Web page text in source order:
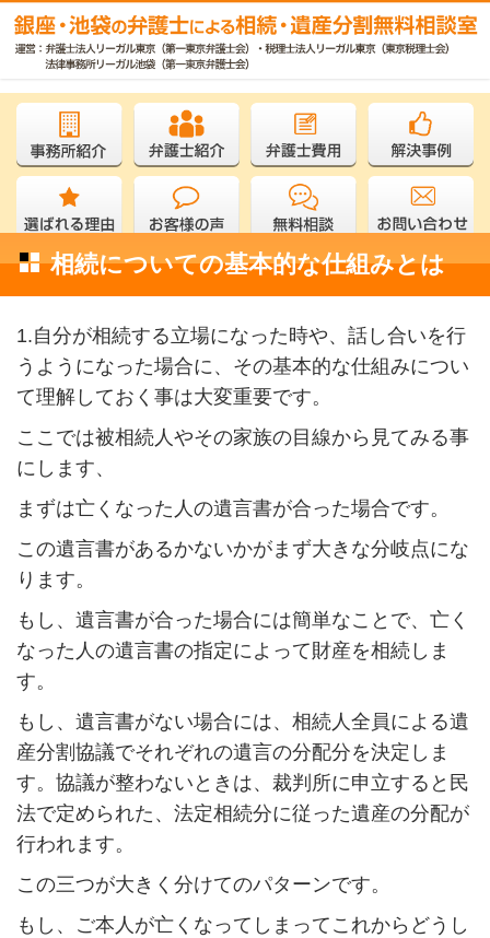
相続についての基本的な仕組みとは
1.自分が相続する立場になった時や、話し合いを行
うようになった場合に、その基本的な仕組みについ
て理解しておく事は大変重要です。
ここでは被相続人やその家族の目線から見てみる事
にします、
まずは亡くなった人の遺言書が合った場合です。
この遺言書があるかないかがまず大きな分岐点にな
ります。
もし、遺言書が合った場合には簡単なことで、亡く
なった人の遺言書の指定によって財産を相続しま
す。
もし、遺言書がない場合には、相続人全員による遺
産分割協議でそれぞれの遺言の分配分を決定しま
す。協議が整わないときは、裁判所に申立すると民
法で定められた、法定相続分に従った遺産の分配が
行われます。
この三つが大きく分けてのパターンです。
もし、ご本人が亡くなってしまってこれからどうし